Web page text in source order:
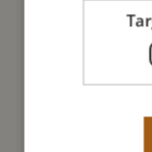
Daraus bin ich